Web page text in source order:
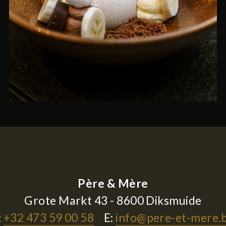
Père & Mère
Grote Markt 43 - 8600 Diksmuide
+32 473 59 00 58 E: info@pere-et-